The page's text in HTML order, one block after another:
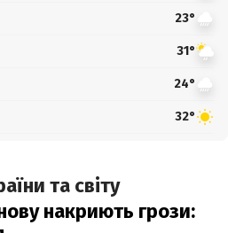
23°
31°
24°
32°
та світу
накриють грози: